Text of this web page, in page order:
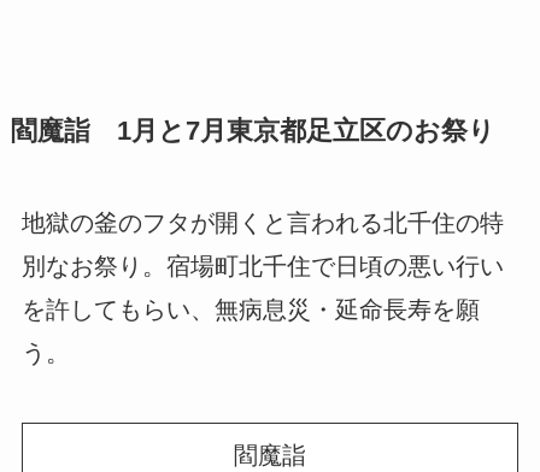
閻魔詣 1月と7月東京都足立区のお祭り
地獄の釜のフタが開くと言われる北千住の特
別なお祭り。宿場町北千住で日頃の悪い行い
を許してもらい、無病息災・延命長寿を願
う。
閻魔詣